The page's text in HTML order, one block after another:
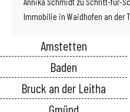
Immobilie in Waidhofen an der
Amstetten
Baden
Bruck an der Leitha
Gmünd